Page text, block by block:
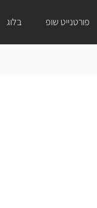
פורטנייט שופ בלוג